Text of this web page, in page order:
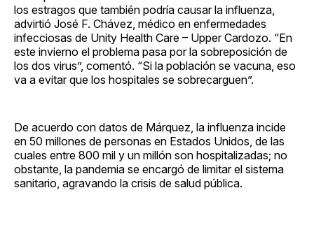
los estragos que también podría causar la influenza,
advirtió José F. Chávez, médico en enfermedades
infecciosas de Unity Health Care – Upper Cardozo. “En
este invierno el problema pasa por la sobreposición de
los dos virus”, comentó. “Si la población se vacuna, eso
va a evitar que los hospitales se sobrecarguen”.
De acuerdo con datos de Márquez, la influenza incide
en 50 millones de personas en Estados Unidos, de las
cuales entre 800 mil y un millón son hospitalizadas; no
obstante, la pandemia se encargó de limitar el sistema
sanitario, agravando la crisis de salud pública.